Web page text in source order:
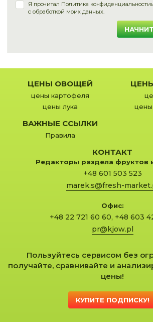
Я прочитал Политика конфиденциальности
с обработкой моих данных.
ЦЕНЫ ОВОЩЕЙ
цены картофеля
цены лука
цены
ВАЖНЫЕ ССЫЛКИ
Правила
КОНТАКТ
Редакторы раздела фруктов
+48 601 503 523
marek.s@fresh-
Офис:
+48 22 721 60 60, +48 603
pr@kjow.pl
Пользуйтесь сервисом без
получайте, сравнивайте и
цены!
КУПИТЕ ПОДПИСКУ!